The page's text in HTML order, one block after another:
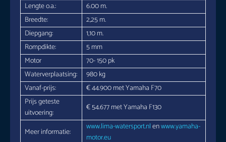
Lengte o.a.:
6.00 m.
Breedte:
2,25 m.
Diepgang:
1,10 m.
Rompdikte:
5 mm
Motor
70- 150 pk
Waterverplaatsing:
980 kg
Vanaf-prijs:
€ 44.900 met Yamaha F70
Prijs geteste
uitvoering:
€ 54.677 met Yamaha F130
Meer informatie: www.lima-watersport.nlenwww.yamaha-
motor.eu